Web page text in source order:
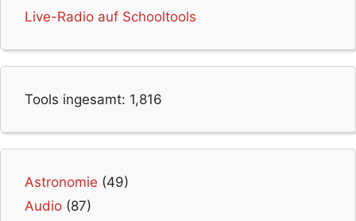
Live-Radio auf Schooltools
Tools ingesamt: 1,816
Astronomie (49)
Audio (87)